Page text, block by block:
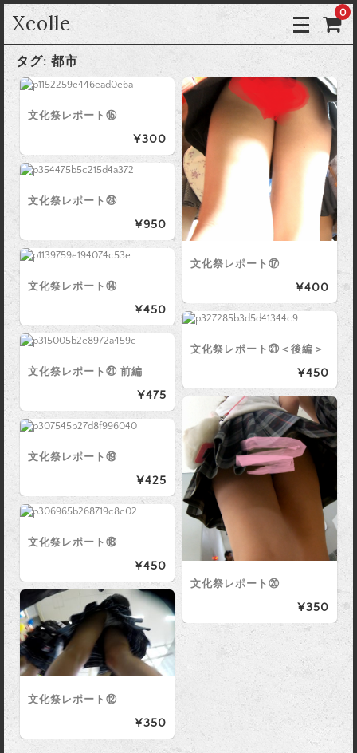
Xcolle 0
タグ: 都市
文化祭レポート⑮
¥300
文化祭レポート⑰
¥400
文化祭レポート㉔
¥950
文化祭レポート⑭
¥450
文化祭レポート㉑＜後編＞
¥450
文化祭レポート㉑ 前編
¥475
文化祭レポート⑳
¥350
文化祭レポート⑲
¥425
文化祭レポート⑱
¥450
文化祭レポート⑫
¥350